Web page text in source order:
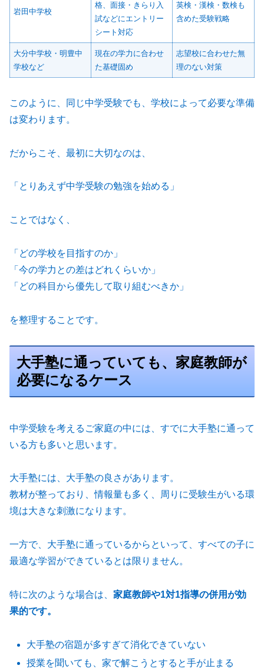
岩田中学校
格、面接・きらり入
試などにエントリー
シート対応
英検・漢検・数検も
含めた受験戦略
大分中学校・明豊中
学校など
現在の学力に合わせ
た基礎固め
志望校に合わせた無
理のない対策
このように、同じ中学受験でも、学校によって必要な準備
は変わります。
だからこそ、最初に大切なのは、
「とりあえず中学受験の勉強を始める」
ことではなく、
「どの学校を目指すのか」
「今の学力との差はどれくらいか」
「どの科目から優先して取り組むべきか」
を整理することです。
大手塾に通っていても、家庭教師が
必要になるケース
中学受験を考えるご家庭の中には、すでに大手塾に通って
いる方も多いと思います。
大手塾には、大手塾の良さがあります。
教材が整っており、情報量も多く、周りに受験生がいる環
境は大きな刺激になります。
一方で、大手塾に通っているからといって、すべての子に
最適な学習ができているとは限りません。
特に次のような場合は、 家庭教師や1対1指導の併用が効
果的です。
大手塾の宿題が多すぎて消化できていない
授業を聞いても、家で解こうとすると手が止まる